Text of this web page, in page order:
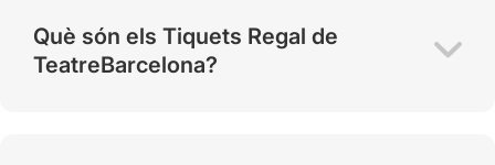
Què són els Tiquets Regal de
TeatreBarcelona?